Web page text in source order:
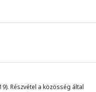
Részvétel a közösség által